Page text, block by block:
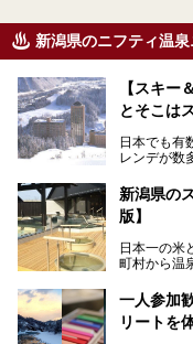
新潟県のニフティ温
【スキー
とそこは
日本でも有
レンデが数
た全域にわ
など、古く
とで知られ
めに訪れた
めました。
新潟県の
版】
日本一の米
町村から温
温泉が利
サービス
観光やレジ
一人参加
リートを